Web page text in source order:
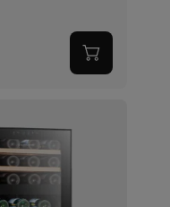
Adicionar
ao